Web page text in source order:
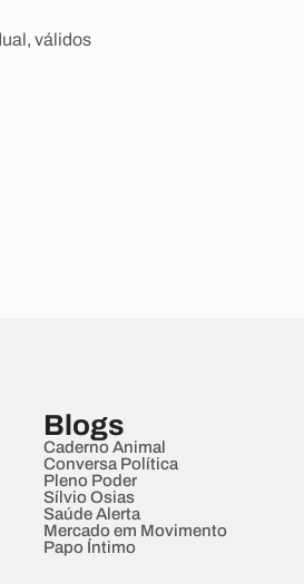
válidos
Blogs
Caderno Animal
Conversa Política
Pleno Poder
Sílvio Osias
Saúde Alerta
Mercado em Movimento
Papo Íntimo